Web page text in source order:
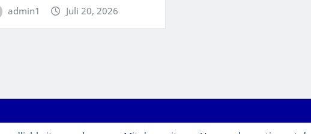
admin1 Juli 20, 2026